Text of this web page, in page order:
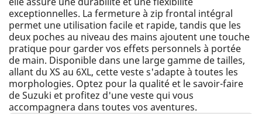
exceptionnelles. La fermeture à zip frontal intégral
permet une utilisation facile et rapide, tandis que les
deux poches au niveau des mains ajoutent une touche
pratique pour garder vos effets personnels à portée
de main. Disponible dans une large gamme de tailles,
allant du XS au 6XL, cette veste s'adapte à toutes les
morphologies. Optez pour la qualité et le savoir-faire
de Suzuki et profitez d'une veste qui vous
accompagnera dans toutes vos aventures.